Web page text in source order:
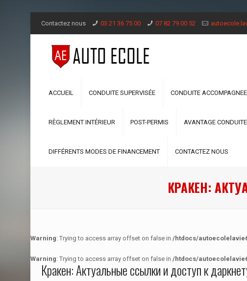
Contactez nous 03 21 36 75 00 07 82 79 00 52
ACCUEIL CONDUITE SUPERVISÉE CONDUITE ACCOMPAGNEE
RÈGLEMENT INTÉRIEUR POST-PERMIS AVANTAGE
DIFFÉRENTS MODES DE FINANCEMENT CONTACTEZ NOUS
КРАКЕН:
Warning: Trying to access array offset on false in /htdocs/
Warning: Trying to access array offset on false in /htdocs/
Кракен: Актуальные ссылки и доступ к